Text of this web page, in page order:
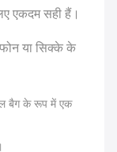
एकदम सही हैं।
या सिक्के के
बैग के रूप में एक